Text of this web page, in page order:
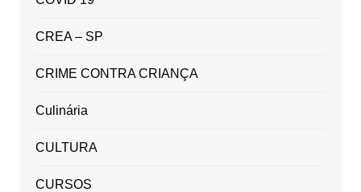
CREA – SP
CRIME CONTRA CRIANÇA
Culinária
CULTURA
CURSOS